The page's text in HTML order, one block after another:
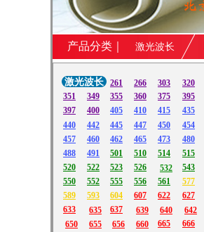
产品分类｜ 激光波长
532
635 639 640
642
650
655 656 660
激光波长 261 266 303
320
349
351 375
355
400
397
360 395
442
440
435
415
445
447 450 454
405 410
457 460 462 473
480
488
491
465
501
510 514
515
520
522 523 526
543
550
555
552 556 561
577
589
593 604
607
633
627
622
637
665
666